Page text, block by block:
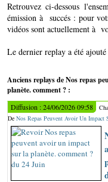
Retrouvez ci-dessous
émission à succés : pour
vidéos sont actuellement à
Le dernier replay a été
Anciens replays de Nos repas
planète. comment ? :
Diffusion : 24/06/2026 09:58
De Nos Repas Peuvent Avoir Un Impact